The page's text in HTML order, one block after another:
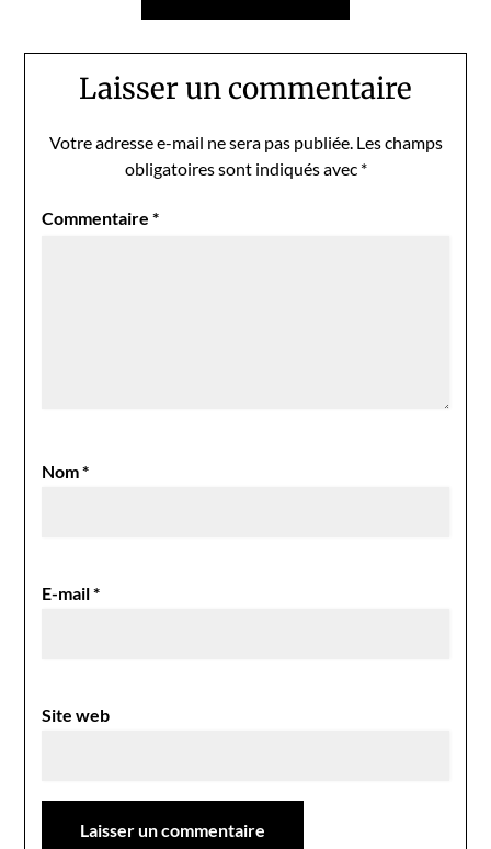
Laisser un commentaire
Votre adresse e-mail ne sera pas publiée. Les champs
obligatoires sont indiqués avec *
Commentaire*
Nom*
E-mail*
Site web